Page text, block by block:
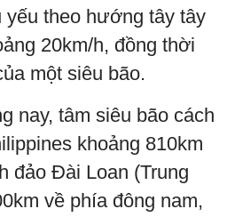
yếu theo hướng tây tây
20km/h, đồng thời
một siêu bão.
nay, tâm siêu bão cách
khoảng 810km
đảo Đài Loan (Trung
về phía đông nam,